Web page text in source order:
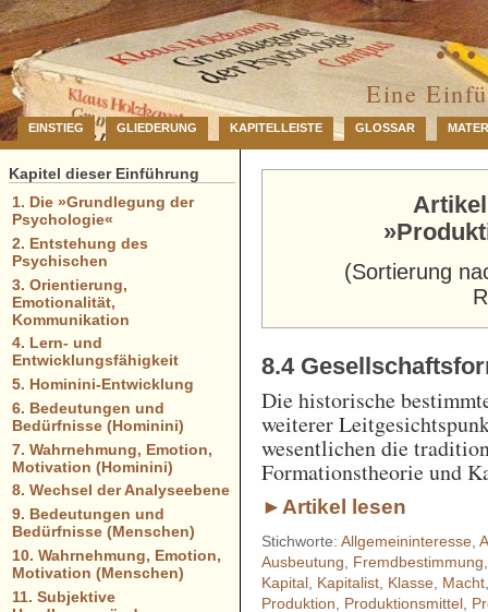
…
Eine
EINSTIEG GLIEDERUNG KAPITELLEISTE GLOSSAR
(Sortierung
8.4
Die historische
weiterer
wesentlichen die
Formationstheorie und
►Artikel lesen
Stichworte:Allgemeininteresse ,
Ausbeutung
Fremdbestimmung
Kapital Kapitalist Klasse Macht
Produktion
Produktionsmittel
Kapitel dieser Einführung
1. Die »Grundlegung der
Psychologie«
2. Entstehung des
Psychischen
3. Orientierung,
Emotionalität,
Kommunikation
4. Lern- und
Entwicklungsfähigkeit
5. Hominini-Entwicklung
6. Bedeutungen und
Bedürfnisse (Hominini)
7. Wahrnehmung, Emotion,
Motivation (Hominini)
8. Wechsel der Analyseebene
9. Bedeutungen und
Bedürfnisse (Menschen)
10. Wahrnehmung, Emotion,
Motivation (Menschen)
11. Subjektive